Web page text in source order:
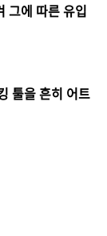
그에 따른 유입
툴을 흔히 어트